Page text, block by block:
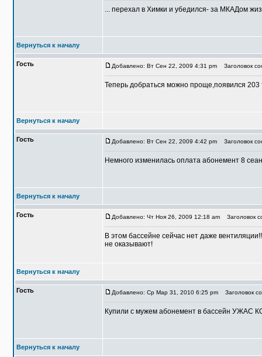
... перехал в Химки и убедился- за МКАДом
Вернуться к началу
Гость Добавлено: Вт Сен 22, 2009 4:31 pm Заголовок
Теперь добраться можно проще,появился
Вернуться к началу
Гость Добавлено: Вт Сен 22, 2009 4:42 pm Заголовок
Немного изменилась оплата абонемент 8
Вернуться к началу
Гость Добавлено: Чт Ноя 26, 2009 12:18 am Заголовок
В этом бассейне сейчас нет даже
не оказывают!
Вернуться к началу
Гость Добавлено: Ср Мар 31, 2010 6:25 pm Заголовок
Купили с мужем абонемент в бассейн УЖАС
Вернуться к началу